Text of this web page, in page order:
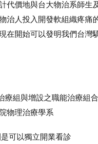
代價地與台大物治系師生
治人投入開發軟組織疼痛
在開始可以發明我們台灣
療組與增設之職能治療組
物理治療學系
可以獨立開業看診